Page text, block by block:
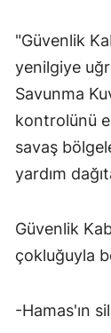
"Güvenlik
yenilgiye
Savunma
kontrolünü
savaş
yardım
Güvenlik
çokluğuyla
-Hamas'ın